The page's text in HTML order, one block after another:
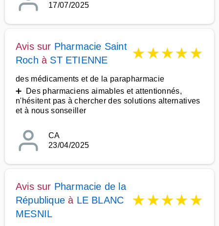
17/07/2025
Avis sur Pharmacie Saint
Roch à ST ETIENNE ★★★★★
des médicaments et de la parapharmacie
➕ Des pharmaciens aimables et attentionnés,
n'hésitent pas à chercher des solutions alternatives
et à nous sonseiller
CA
23/04/2025
Avis sur Pharmacie de la
République à LE BLANC
MESNIL
★★★★★